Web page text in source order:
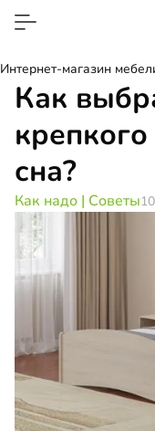
Интернет-магазин
Как надо | Советы
Как
сна?